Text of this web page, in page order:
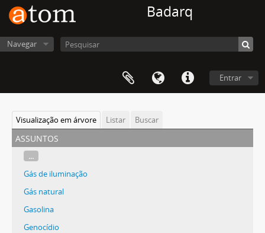
Badarq
Navegar
Entrar
Visualização em árvore Listar Buscar
assuntos
...
Gás de iluminação
Gás natural
Gasolina
Genocídio